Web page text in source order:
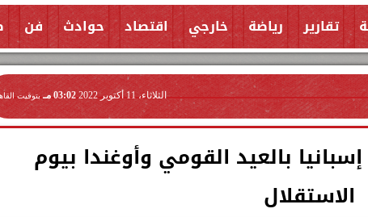
تقارير رياضة خارجي اقتصاد حوادث فن
الثلاثاء، 11 أكتوبر 2022 03:02 مـ بتوقيت
بالعيد القومي وأوغندا بيوم
الاستقلال